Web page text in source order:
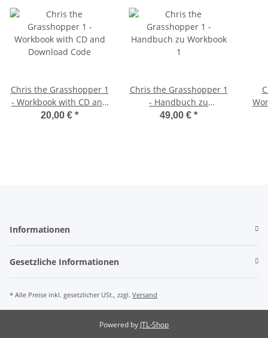
Chris the Grasshopper 1
- Workbook with CD and
Download Code
20,00 € *
Chris the Grasshopper 1
- Handbuch zu
Workbook 1
49,00 € *
Informationen
Gesetzliche Informationen
* Alle Preise inkl. gesetzlicher USt., zzgl. Versand
Powered by JTL-Shop